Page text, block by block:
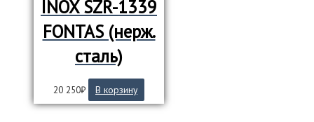
INOX SZR-1339
FONTAS (нерж.
сталь)
20 250₽ В корзину